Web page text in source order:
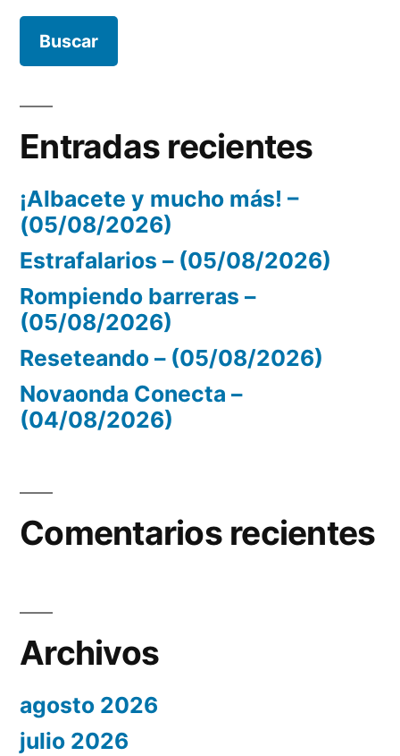
Entradas recientes
¡Albacete y mucho más! –
(05/08/2026)
Estrafalarios – (05/08/2026)
Rompiendo barreras –
(05/08/2026)
Reseteando – (05/08/2026)
Novaonda Conecta –
(04/08/2026)
Comentarios recientes
Archivos
agosto 2026
julio 2026